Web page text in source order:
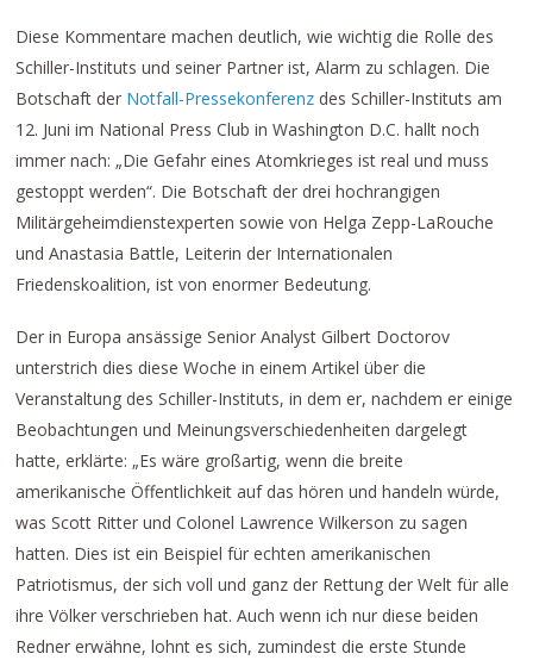
Diese Kommentare machen deutlich, wie wichtig die Rolle des
Schiller-Instituts und seiner Partner ist, Alarm zu schlagen. Die
Botschaft der Notfall-Pressekonferenz des Schiller-Instituts am
12. Juni im National Press Club in Washington D.C. hallt noch
immer nach: „Die Gefahr eines Atomkrieges ist real und muss
gestoppt werden“. Die Botschaft der drei hochrangigen
Militärgeheimdienstexperten sowie von Helga Zepp-LaRouche
und Anastasia Battle, Leiterin der Internationalen
Friedenskoalition, ist von enormer Bedeutung.
Der in Europa ansässige Senior Analyst Gilbert Doctorov
unterstrich dies diese Woche in einem Artikel über die
Veranstaltung des Schiller-Instituts, in dem er, nachdem er einige
Beobachtungen und Meinungsverschiedenheiten dargelegt
hatte, erklärte: „Es wäre großartig, wenn die breite
amerikanische Öffentlichkeit auf das hören und handeln würde,
was Scott Ritter und Colonel Lawrence Wilkerson zu sagen
hatten. Dies ist ein Beispiel für echten amerikanischen
Patriotismus, der sich voll und ganz der Rettung der Welt für alle
ihre Völker verschrieben hat. Auch wenn ich nur diese beiden
Redner erwähne, lohnt es sich, zumindest die erste Stunde